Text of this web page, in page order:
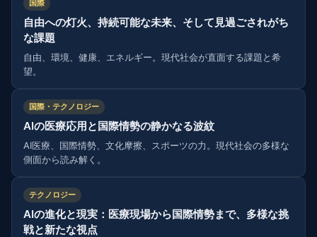
国際
自由への灯火、持続可能な未来、そして見過ごされがち
な課題
自由、環境、健康、エネルギー。現代社会が直面する課題と希
望。
国際・テクノロジー
AIの医療応用と国際情勢の静かなる波紋
AI医療、国際情勢、文化摩擦、スポーツの力。現代社会の多様な
側面から読み解く。
テクノロジー
AIの進化と現実：医療現場から国際情勢まで、多様な挑
戦と新たな視点